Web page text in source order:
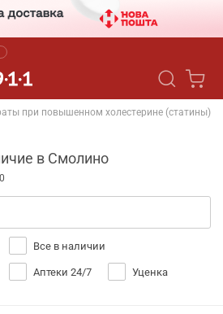
при повышенном холестерине (статины)
в Смолино
Все в наличии
Аптеки 24/7 Уценка